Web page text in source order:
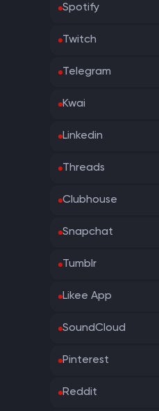
Spotify
Twitch
Telegram
Kwai
Linkedin
Threads
Clubhouse
Snapchat
Tumblr
Likee App
SoundCloud
Pinterest
Reddit